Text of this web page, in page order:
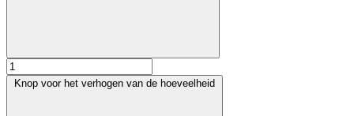
Knop voor het verhogen van de hoeveelheid